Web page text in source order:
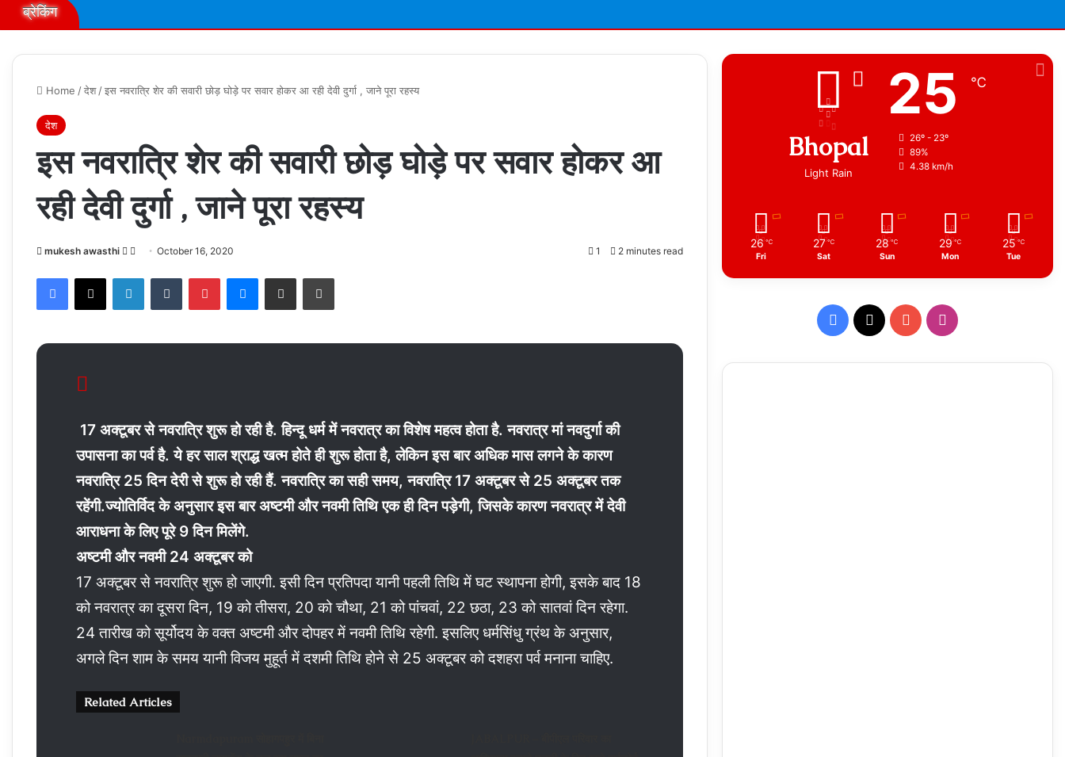
ब्रेकिंग
Home /देश /इस नवरात्रि शेर की सवारी छोड़ घोड़े पर सवार होकर आ रही देवी दुर्गा , जाने पूरा रहस्य
देश
इस नवरात्रि शेर की सवारी छोड़ घोड़े पर सवार होकर आ
रही देवी दुर्गा , जाने पूरा रहस्य
mukesh awasthi
Follow
X
SendOctober 16, 2020 1 2 minutes read
Facebook
X LinkedInTumblr PinterestMessenger
Share via Email Print
17 अक्टूबर से नवरात्रि शुरू हो रही है. हिन्दू धर्म में नवरात्र का विशेष महत्व होता है. नवरात्र मां नवदुर्गा की
उपासना का पर्व है. ये हर साल श्राद्ध खत्म होते ही शुरू होता है, लेकिन इस बार अधिक मास लगने के कारण
नवरात्रि 25 दिन देरी से शुरू हो रही हैं. नवरात्रि का सही समय, नवरात्रि 17 अक्टूबर से 25 अक्टूबर तक
रहेंगी.ज्योतिर्विद के अनुसार इस बार अष्टमी और नवमी तिथि एक ही दिन पड़ेगी, जिसके कारण नवरात्र में देवी
आराधना के लिए पूरे 9 दिन मिलेंगे.
अष्टमी और नवमी 24 अक्टूबर को
17 अक्टूबर से नवरात्रि शुरू हो जाएगी. इसी दिन प्रतिपदा यानी पहली तिथि में घट स्थापना होगी, इसके बाद 18
को नवरात्र का दूसरा दिन, 19 को तीसरा, 20 को चौथा, 21 को पांचवां, 22 छठा, 23 को सातवां दिन रहेगा.
24 तारीख को सूर्योदय के वक्त अष्टमी और दोपहर में नवमी तिथि रहेगी. इसलिए धर्मसिंधु ग्रंथ के अनुसार,
अगले दिन शाम के समय यानी विजय मुहूर्त में दशमी तिथि होने से 25 अक्टूबर को दशहरा पर्व मनाना चाहिए.
Related Articles
Bhopal
Light Rain
25 ℃
26º - 23º
89%
4.38 km/h
26 ℃
Fri
27 ℃
Sat
28 ℃
Sun
29 ℃
Mon
25 ℃
Tue
Facebook
X YouTubeInstagram